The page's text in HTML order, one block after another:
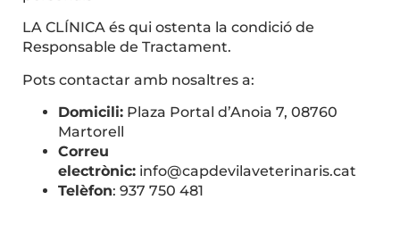
LA CLÍNICA és qui ostenta la condició de
Responsable de Tractament.
Pots contactar amb nosaltres a:
Domicili: Plaza Portal d’Anoia 7, 08760
Martorell
Correu
electrònic: info@capdevilaveterinaris.cat
Telèfon: 937 750 481